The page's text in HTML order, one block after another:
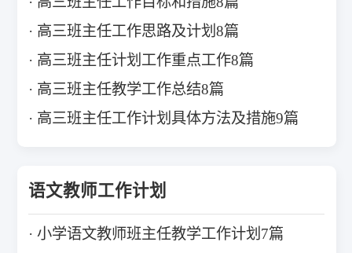
高三班主任工作思路及计划8篇
高三班主任计划工作重点工作8篇
高三班主任教学工作总结8篇
高三班主任工作计划具体方法及措施9篇
语文教师工作计划
小学语文教师班主任教学工作计划7篇